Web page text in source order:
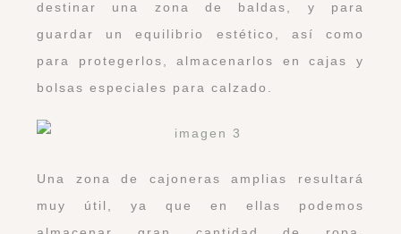
destinar una zona de baldas, y para
guardar un equilibrio estético, así como
para protegerlos, almacenarlos en cajas y
bolsas especiales para calzado.
Una zona de cajoneras amplias resultará
muy útil, ya que en ellas podemos